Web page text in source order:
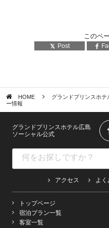
このペ
Post
HOME グランドプリンスホテ
ー情報
グランドプリンスホテル広島
ソーシャル公式
アクセス よく
トップページ
宿泊プラン一覧
客室一覧